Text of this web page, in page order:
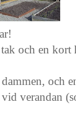
och en kort
och
verandan